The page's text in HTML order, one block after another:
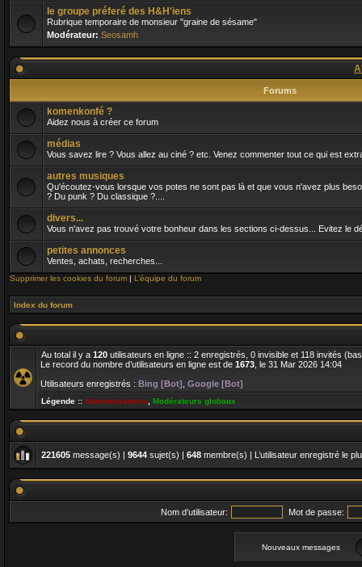
le groupe préferé des H&H'iens
Rubrique temporaire de monsieur "graine de sésame"
Modérateur: Seosamh
Forums
komenkonfé ?
Aidez nous à créer ce forum
médias
Vous savez lire ? Vous allez au ciné ? etc. Venez commenter tout ce qui est
autres musiques
Qu'écoutez-vous lorsque vos potes ne sont pas là et que vous n'avez plus
? Du punk ? Du classique ?....
divers...
Vous n'avez pas trouvé votre bonheur dans les sections ci-dessus... Evitez le
petites annonces
Ventes, achats, recherches...
Supprimer les cookies du forum | L’équipe du forum
Index du forum
Au total il y a 120 utilisateurs en ligne :: 2 enregistrés, 0 invisible et 118 invités
Le record du nombre d’utilisateurs en ligne est de 1673 , le 31 Mar 2026 14:04
Utilisateurs enregistrés : Bing [Bot] Google [Bot]
Légende :: Administrateurs Modérateurs globaux
221605 message(s) | 9644 sujet(s) | 648 membre(s) | L’utilisateur enregistré le
Nom d’utilisateur: Mot de passe:
Nouveaux messages